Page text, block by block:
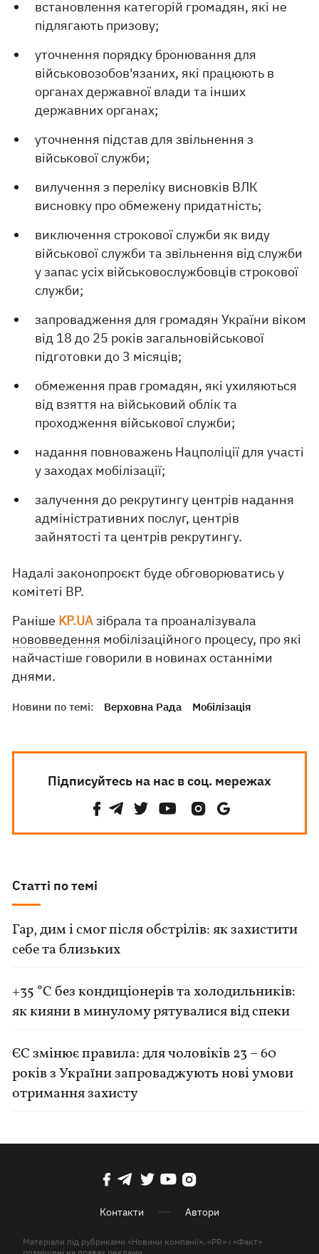
встановлення категорій громадян, які не
підлягають призову;
уточнення порядку бронювання для
військовозобов'язаних, які працюють в
органах державної влади та інших
державних органах;
уточнення підстав для звільнення з
військової служби;
вилучення з переліку висновків ВЛК
висновку про обмежену придатність;
виключення строкової служби як виду
військової служби та звільнення від служби
у запас усіх військовослужбовців строкової
служби;
запровадження для громадян України віком
від 18 до 25 років загальновійськової
підготовки до 3 місяців;
обмеження прав громадян, які ухиляються
від взяття на військовий облік та
проходження військової служби;
надання повноважень Нацполіції для участі
у заходах мобілізації;
залучення до рекрутингу центрів надання
адміністративних послуг, центрів
зайнятості та центрів рекрутингу.
Надалі законопроєкт буде обговорюватись у
комітеті ВР.
Раніше KP.UAзібрала та проаналізувала
нововведення мобілізаційного процесу, про які
найчастіше говорили в новинах останніми
днями.
Новини по темі: Верховна Рада Мобілізація
Підписуйтесь на нас в соц. мережах
Статті по темі
Гар, дим і смог після обстрілів: як захистити
себе та близьких
+35 °C без кондиціонерів та холодильників:
як кияни в минулому рятувалися від спеки
ЄС змінює правила: для чоловіків 23 – 60
років з України запроваджують нові умови
отримання захисту
Контакти Автори
Матеріали під рубриками «Новини компанії», «PR» і «Факт»